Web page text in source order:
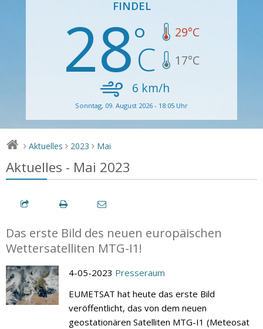
FINDEL
28 29°C
17°C
6 km/h
Sonntag, 09. August 2026 - 18:05 Uhr
> Aktuelles > 2023 > Mai
Aktuelles - Mai 2023
Das erste Bild des neuen europäischen
Wettersatelliten MTG-I1!
4-05-2023 Presseraum
EUMETSAT hat heute das erste Bild
veröffentlicht, das von dem neuen
geostationären Satelliten MTG-I1 (Meteosat